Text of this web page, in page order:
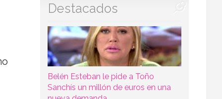
Destacados
Belén Esteban le pide a Toño
Sanchís un millón de euros en una